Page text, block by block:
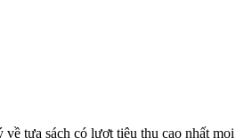
tựa sách có lượt tiêu thụ cao nhất mọi